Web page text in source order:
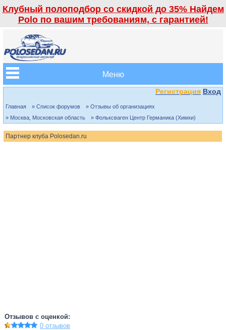
Клубный полоподбор со скидкой до 35% Найдем
Polo по вашим требованиям, с гарантией!
Меню
Регистрация Вход
Главная » Список форумов
» Отзывы об организациях
» Москва, Московская область
» Фольксваген Центр Германика (Химки)
Партнер клуба Polosedan.ru
Отзывов с оценкой:
0 отзывов